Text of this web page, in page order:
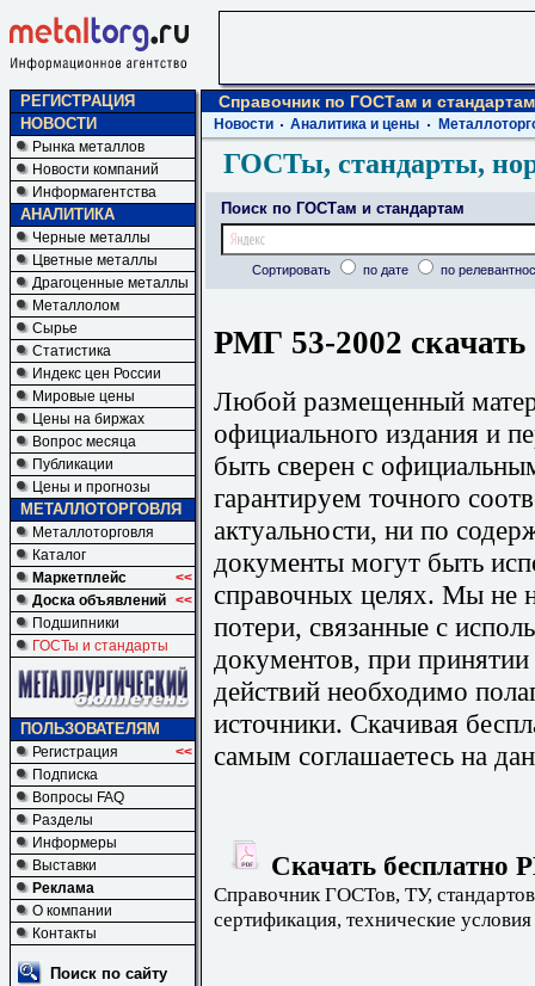
РЕГИСТРАЦИЯ
НОВОСТИ
Рынка металлов
Новости компаний
Информагентства
АНАЛИТИКА
Черные металлы
Цветные металлы
Драгоценные металлы
Металлолом
Сырье
Статистика
Индекс цен России
Мировые цены
Цены на биржах
Вопрос месяца
Публикации
Цены и прогнозы
МЕТАЛЛОТОРГОВЛЯ
Металлоторговля
Каталог
Маркетплейс
<<
Доска объявлений <<
Подшипники
ГОСТы и стандарты
ПОЛЬЗОВАТЕЛЯМ
Регистрация
<<
Подписка
Вопросы FAQ
Разделы
Информеры
Выставки
Реклама
О компании
Контакты
Поиск по сайту
Справочник по ГОСТам и стандартам
Новости Аналитика и цены
ГОСТы, стандарты,
Поиск по ГОСТам и стандартам
Сортировать по дате по
РМГ 53-2002 скачать
Любой размещенный
официального издания и
быть сверен с
гарантируем точного
актуальности, ни по
документы могут быть
справочных целях. Мы не
потери, связанные с
документов, при
действий необходимо
источники. Скачивая
самым соглашаетесь на
Скачать бесплатно
Справочник ГОСТов, ТУ,
сертификация, технические условия